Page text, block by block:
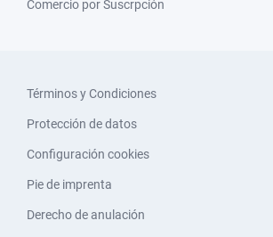
Comercio por Suscrpción
Términos y Condiciones
Protección de datos
Configuración cookies
Pie de imprenta
Derecho de anulación